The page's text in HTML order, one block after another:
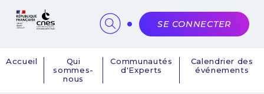
Navigation
Accueil
Qui
sommes-
nous
Communautés
d'Experts
Calendrier des
événements
SE CONNECTER